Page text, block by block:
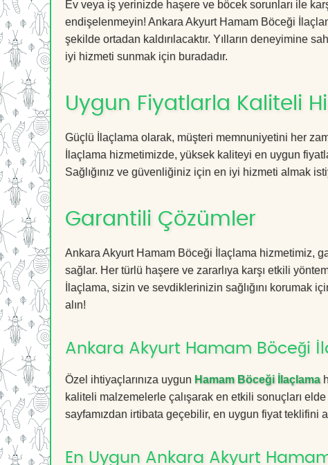
Ev veya iş yerinizde haşere ve böcek sorunları ile
endişelenmeyin! Ankara Akyurt Hamam Böceği
şekilde ortadan kaldırılacaktır. Yılların deneyimine
iyi hizmeti sunmak için buradadır.
Uygun Fiyatlarla Kaliteli
Güçlü İlaçlama olarak, müşteri memnuniyetini her
İlaçlama hizmetimizde, yüksek kaliteyi en uygun
Sağlığınız ve güvenliğiniz için en iyi hizmeti almak
Garantili Çözümler
Ankara Akyurt Hamam Böceği İlaçlama hizmetimiz,
sağlar. Her türlü haşere ve zararlıya karşı etkili
İlaçlama, sizin ve sevdiklerinizin sağlığını korumak
alın!
Ankara Akyurt Hamam Böceği
Özel ihtiyaçlarınıza uygun Hamam Böceği İlaçlama
kaliteli malzemelerle çalışarak en etkili sonuçları
sayfamızdan irtibata geçebilir, en uygun fiyat teklifini
En Uygun Ankara Akyurt